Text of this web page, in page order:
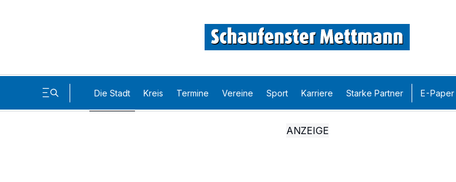
Die Stadt Kreis Termine Vereine Sport Karriere Starke Partner E-Paper